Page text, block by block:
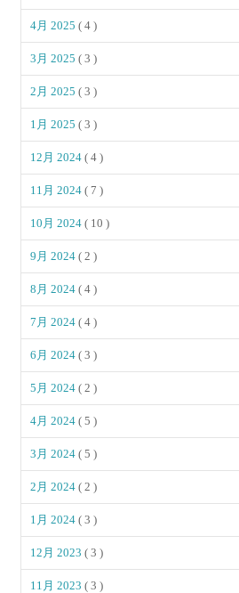
4月 2025( 4 )
3月 2025( 3 )
2月 2025( 3 )
1月 2025( 3 )
12月 2024( 4 )
11月 2024( 7 )
10月 2024( 10 )
9月 2024( 2 )
8月 2024( 4 )
7月 2024( 4 )
6月 2024( 3 )
5月 2024( 2 )
4月 2024( 5 )
3月 2024( 5 )
2月 2024( 2 )
1月 2024( 3 )
12月 2023( 3 )
11月 2023( 3 )